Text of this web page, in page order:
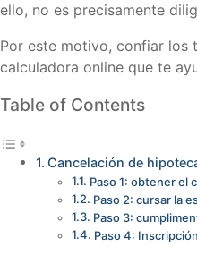
ello, no es precisamente
Por este motivo, confiar los
calculadora online que te
Table of Contents
Cancelación de
Paso 1: obtener el
Paso 2: cursar la
Paso 3:
Paso 4: